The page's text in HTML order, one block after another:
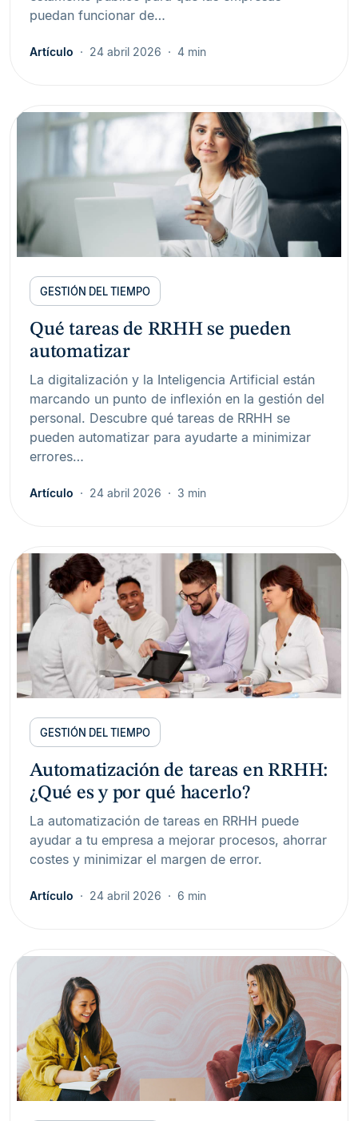
puedan funcionar de…
Artículo 24 abril 2026 4 min
GESTIÓN DEL TIEMPO
Qué tareas de RRHH se pueden
automatizar
La digitalización y la Inteligencia Artificial están
marcando un punto de inflexión en la gestión del
personal. Descubre qué tareas de RRHH se
pueden automatizar para ayudarte a minimizar
errores…
Artículo 24 abril 2026 3 min
GESTIÓN DEL TIEMPO
Automatización de tareas en RRHH:
¿Qué es y por qué hacerlo?
La automatización de tareas en RRHH puede
ayudar a tu empresa a mejorar procesos, ahorrar
costes y minimizar el margen de error.
Artículo 24 abril 2026 6 min